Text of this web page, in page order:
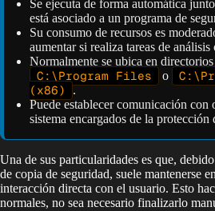
Se ejecuta de forma automática
está asociado a un programa de
Su consumo de recursos es
aumentar si realiza tareas de análisis
Normalmente se ubica en
C:\Program Files o
(x86)
.
Puede establecer comunicación con
sistema encargados de la protección
Una de sus particularidades es que,
de copia de seguridad, suele mantenerse
interacción directa con el usuario. Esto
normales, no sea necesario finalizarlo